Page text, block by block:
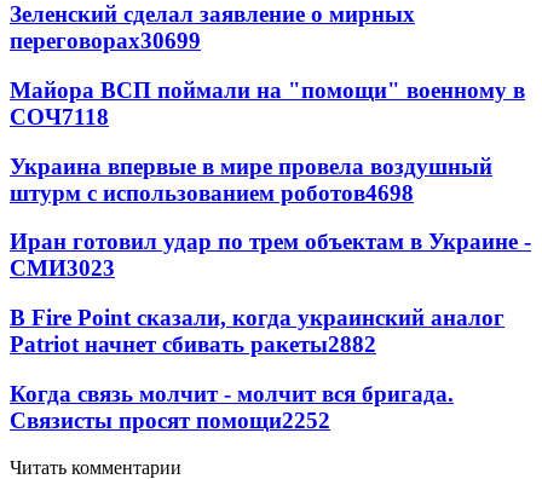
Зеленский сделал заявление о мирных
переговорах30699
Майора ВСП поймали на "помощи" военному в
СОЧ7118
Украина впервые в мире провела воздушный
штурм с использованием роботов4698
Иран готовил удар по трем объектам в Украине -
СМИ3023
В Fire Point сказали, когда украинский аналог
Patriot начнет сбивать ракеты2882
Когда связь молчит - молчит вся бригада.
Связисты просят помощи2252
Читать комментарии